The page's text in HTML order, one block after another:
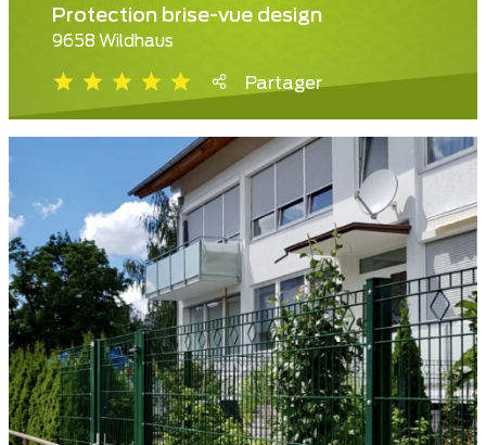
Protection brise-vue design
9658 Wildhaus
Partager